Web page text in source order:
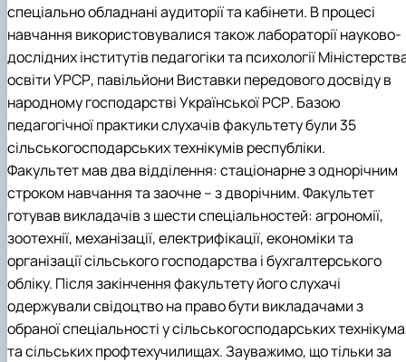
спеціально обладнані аудиторії та кабінети. В процесі
навчання використовувалися також лабораторії науково-
дослідних інститутів педагогіки та психології
освіти УРСР, павільйони Виставки передового досвіду в
народному господарстві Української РСР. Базою
педагогічної практики слухачів факультету були 35
сільськогосподарських технікумів республіки.
Факультет мав два відділення: стаціонарне з однорічним
строком навчання та заочне – з дворічним. Факультет
готував викладачів з шести спеціальностей: агрономії,
зоотехнії, механізації, електрифікації, економіки та
організації сільського господарства і бухгалтерського
обліку. Після закінчення факультету його слухачі
одержували свідоцтво на право бути викладачами з
обраної спеціальності у сільськогосподарських
та сільських профтехучилищах. Зауважимо, що тільки за